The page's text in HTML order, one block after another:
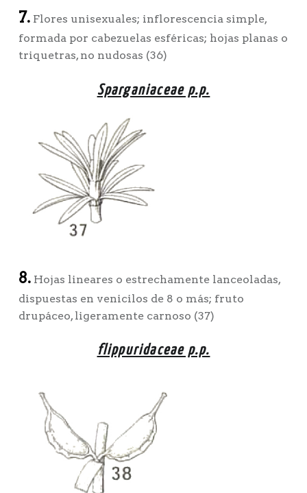
7.Flores unisexuales; inflorescencia simple,
formada por cabezuelas esféricas; hojas planas o
triquetras, no nudosas (36)
Sparganiaceae p.p.
8.Hojas lineares o estrechamente lanceoladas,
dispuestas en venicilos de 8 o más; fruto
drupáceo, ligeramente carnoso (37)
flippuridaceae p.p.